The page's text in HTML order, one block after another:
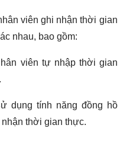
viên ghi nhận thời gian
nhau, bao gồm:
viên tự nhập thời gian
dụng tính năng đồng hồ
thời gian thực.